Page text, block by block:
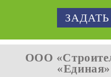
ООО